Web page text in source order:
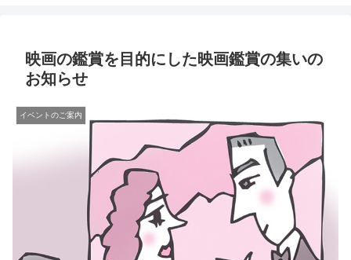
映画の鑑賞を目的にした映画鑑賞の集いの
お知らせ
イベントのご案内